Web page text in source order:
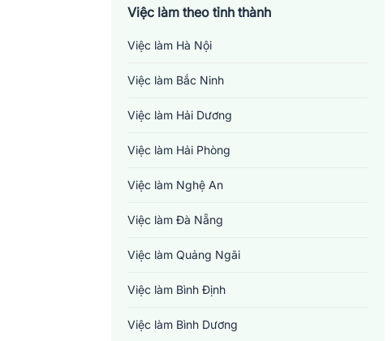
Việc làm theo tỉnh thành
Việc làm Hà Nội
Việc làm Bắc Ninh
Việc làm Hải Dương
Việc làm Hải Phòng
Việc làm Nghệ An
Việc làm Đà Nẵng
Việc làm Quảng Ngãi
Việc làm Bình Định
Việc làm Bình Dương